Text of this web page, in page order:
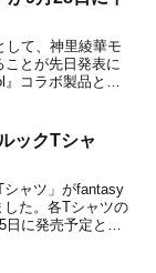
して、神里綾華モ
とが先日発表に
コラボ製品とし
ックTシャ
シャツ」がfantasy
た。各Tシャツの
日に発売予定とな